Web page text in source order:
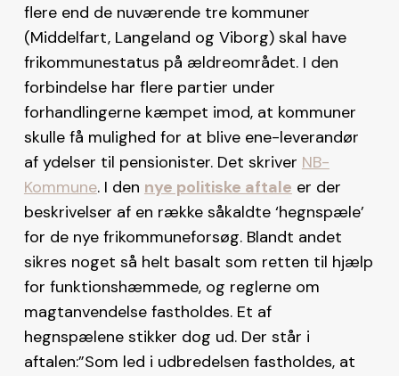
flere end de nuværende tre kommuner
(Middelfart, Langeland og Viborg) skal have
frikommunestatus på ældreområdet. I den
forbindelse har flere partier under
forhandlingerne kæmpet imod, at kommuner
skulle få mulighed for at blive ene-leverandør
af ydelser til pensionister. Det skriver NB-
Kommune. I den nye politiske aftale er der
beskrivelser af en række såkaldte ‘hegnspæle’
for de nye frikommuneforsøg. Blandt andet
sikres noget så helt basalt som retten til hjælp
for funktionshæmmede, og reglerne om
magtanvendelse fastholdes. Et af
hegnspælene stikker dog ud. Der står i
aftalen:”Som led i udbredelsen fastholdes, at